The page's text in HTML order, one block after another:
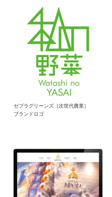
ゼブラグリーンズ［次世代農業］
ブランドロゴ